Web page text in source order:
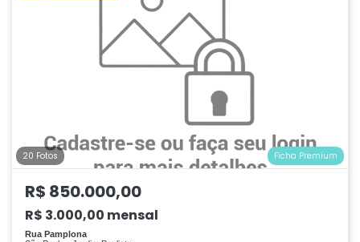
20 Fotos Ficha Premium
R$ 850.000,00
R$ 3.000,00 mensal
Rua Pamplona